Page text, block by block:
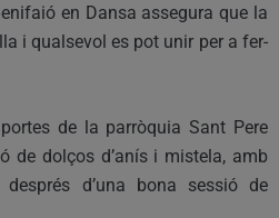
en Dansa assegura que la
i qualsevol es pot unir per a fer-
de la parròquia Sant Pere
de dolços d’anís i mistela, amb
després d’una bona sessió de